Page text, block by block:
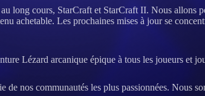
long cours, StarCraft et StarCraft II. Nous allons
achetable. Les prochaines mises à jour se
Lézard arcanique épique à tous les joueurs et
nos communautés les plus passionnées. Nous